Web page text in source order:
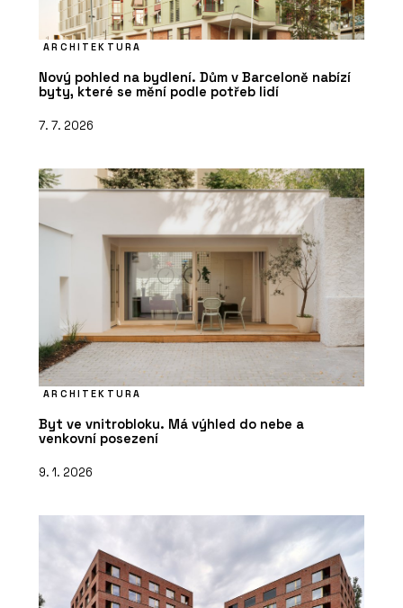
ARCHITEKTURA
Nový pohled na bydlení. Dům v Barceloně nabízí
byty, které se mění podle potřeb lidí
7. 7. 2026
ARCHITEKTURA
Byt ve vnitrobloku. Má výhled do nebe a
venkovní posezení
9. 1. 2026